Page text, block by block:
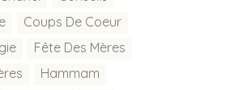
Coups De Coeur
Fête Des Mères
Hammam